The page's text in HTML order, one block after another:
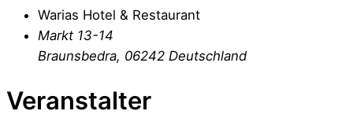
Warias Hotel & Restaurant
Markt 13-14
Braunsbedra, 06242 Deutschland
Veranstalter